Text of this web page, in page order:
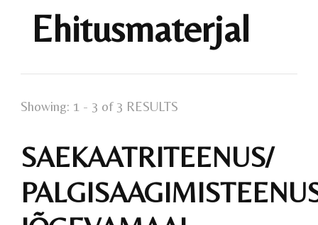
Ehitusmaterjal
Showing: 1 - 3 of 3 RESULTS
SAEKAATRITEENUS/